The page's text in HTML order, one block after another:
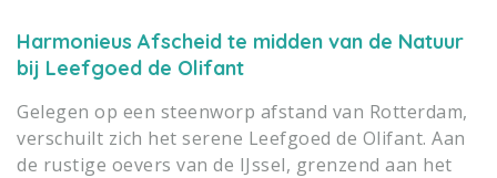
Harmonieus Afscheid te midden van de Natuur
bij Leefgoed de Olifant
Gelegen op een steenworp afstand van Rotterdam,
verschuilt zich het serene Leefgoed de Olifant. Aan
de rustige oevers van de IJssel, grenzend aan het